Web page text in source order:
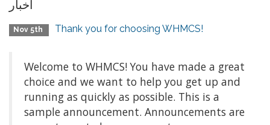
اخبار
Nov 5th Thank you for choosing WHMCS!
Welcome to WHMCS! You have made a great
choice and we want to help you get up and
running as quickly as possible. This is a
sample announcement. Announcements are